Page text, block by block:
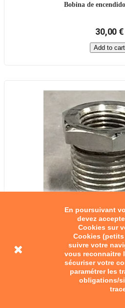
En poursuivant
devez
Cookies sur
Cookies
suivre votre
vous reconnaitre
sécuriser votre
paramétrer les
obligations/
Bobina de
30,00 €
Add to cart